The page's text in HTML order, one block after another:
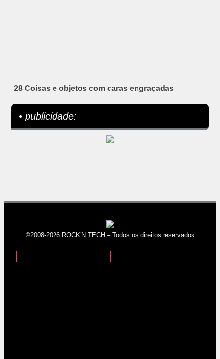
28 Coisas e objetos com caras engraçadas
• publicidade:
©2008-2026 ROCK’N TECH – Todos os direitos reservados